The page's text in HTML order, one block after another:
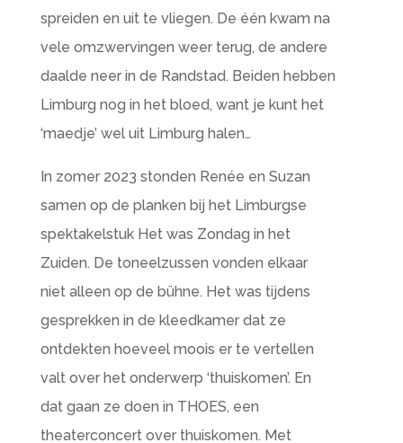
spreiden en uit te vliegen. De één kwam na
vele omzwervingen weer terug, de andere
daalde neer in de Randstad. Beiden hebben
Limburg nog in het bloed, want je kunt het
‘maedje’ wel uit Limburg halen…
In zomer 2023 stonden Renée en Suzan
samen op de planken bij het Limburgse
spektakelstuk Het was Zondag in het
Zuiden. De toneelzussen vonden elkaar
niet alleen op de bühne. Het was tijdens
gesprekken in de kleedkamer dat ze
ontdekten hoeveel moois er te vertellen
valt over het onderwerp ‘thuiskomen’. En
dat gaan ze doen in THOES, een
theaterconcert over thuiskomen. Met